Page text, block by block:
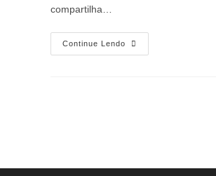
compartilha…
Continue Lendo